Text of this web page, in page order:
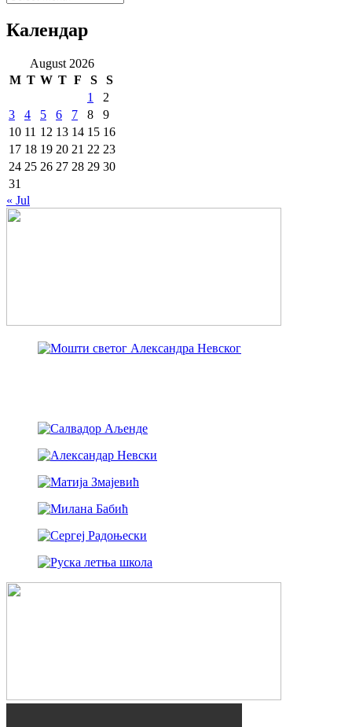
Календар
August 2026
M T W T F S
S
1
2
3
4 5 6 7 8
9
10 11 12 13 14 15 16
17 18 19 20 21 22 23
24 25 26 27 28 29 30
31
« Jul